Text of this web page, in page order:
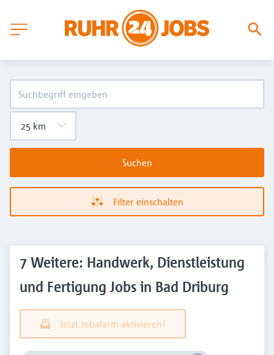
Suchen
Filter einschalten
7 Weitere: Handwerk, Dienstleistung
und Fertigung Jobs in Bad Driburg
Jetzt Jobalarm aktivieren!